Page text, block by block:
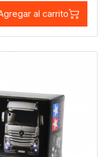
al carrito